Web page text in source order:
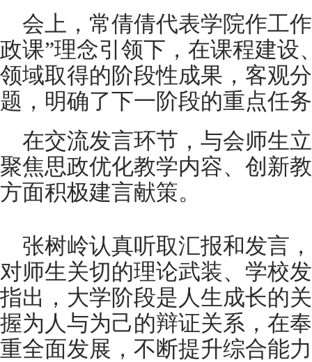
会上，常倩倩代表学院作工
政课”理念引领下，在课程建设
领域取得的阶段性成果，客观
题，明确了下一阶段的重点任
在交流发言环节，与会师生
聚焦思政优化教学内容、创新
方面积极建言献策。
张树岭认真听取汇报和发言
对师生关切的理论武装、学校
指出，大学阶段是人生成长的
握为人与为己的辩证关系，在
重全面发展，不断提升综合能